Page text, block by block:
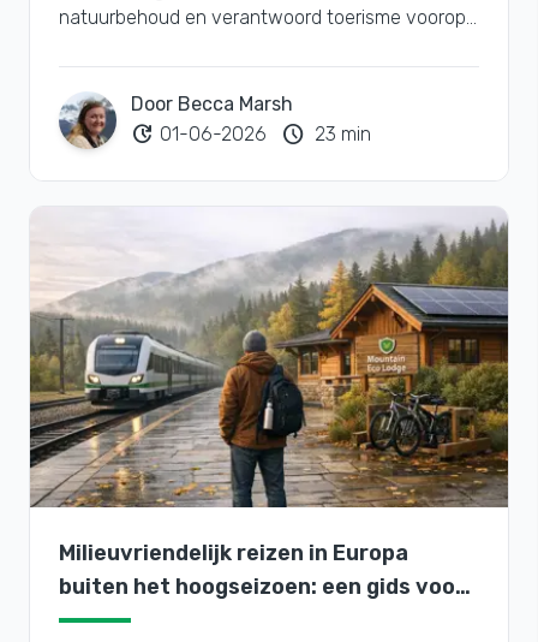
natuurbehoud en verantwoord toerisme voorop
Door Becca Marsh
update 01-06-2026 schedule 23 min
Milieuvriendelijk reizen in Europa
buiten het hoogseizoen: een gids voor
het plannen